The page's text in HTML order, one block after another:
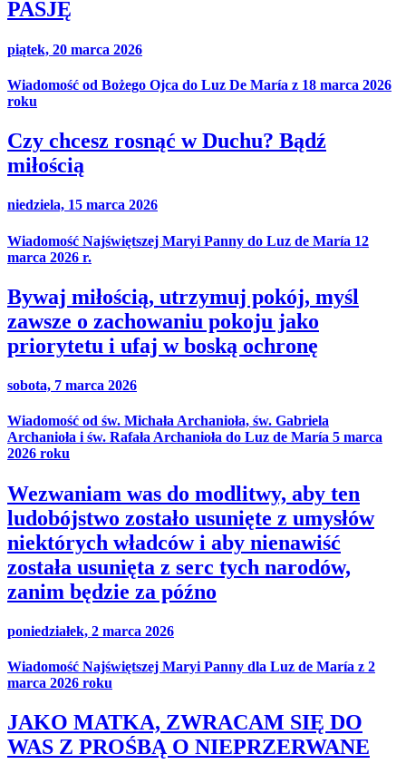
PASJĘ
piątek, 20 marca 2026
Wiadomość od Bożego Ojca do Luz De María z 18 marca 2026
roku
Czy chcesz rosnąć w Duchu? Bądź
miłością
niedziela, 15 marca 2026
Wiadomość Najświętszej Maryi Panny do Luz de María 12
marca 2026 r.
Bywaj miłością, utrzymuj pokój, myśl
zawsze o zachowaniu pokoju jako
priorytetu i ufaj w boską ochronę
sobota, 7 marca 2026
Wiadomość od św. Michała Archanioła, św. Gabriela
Archanioła i św. Rafała Archanioła do Luz de María 5 marca
2026 roku
Wezwaniam was do modlitwy, aby ten
ludobójstwo zostało usunięte z umysłów
niektórych władców i aby nienawiść
została usunięta z serc tych narodów,
zanim będzie za późno
poniedziałek, 2 marca 2026
Wiadomość Najświętszej Maryi Panny dla Luz de María z 2
marca 2026 roku
JAKO MATKA, ZWRACAM SIĘ DO
WAS Z PROŚBĄ O NIEPRZERWANE